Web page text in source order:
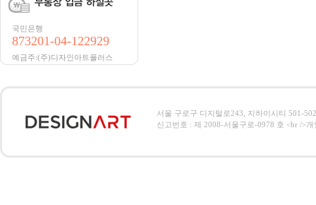
국민은행
873201-04-122929
예금주:(주)디자인아트플러스
서울 구로구 디지털로243, 지하이시티 501-
신고번호 : 제 2008-서울구로-0978 호 <br />